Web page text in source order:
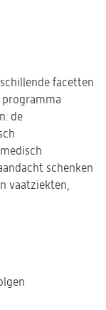
facetten
de
schenken
vaatziekten,